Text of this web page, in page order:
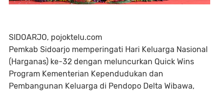
SIDOARJO, pojoktelu.com
Pemkab Sidoarjo memperingati Hari Keluarga Nasional
(Harganas) ke-32 dengan meluncurkan Quick Wins
Program Kementerian Kependudukan dan
Pembangunan Keluarga di Pendopo Delta Wibawa,